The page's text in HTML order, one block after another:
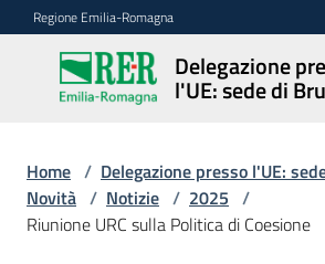
Vai al contenuto
Vai alla navigazione
Vai al footer
Regione Emilia-Romagna
Delegazione
l'UE: sede di
Delegazione
presso l'UE:
Bruxelles
Home / Delegazione presso l'UE:
Novità / Notizie / 2025 /
Riunione URC sulla Politica di Coesione